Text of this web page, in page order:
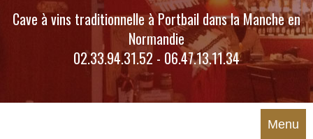
Cave à vins traditionnelle à Portbail dans la Manche en
Normandie
02.33.94.31.52 - 06.47.13.11.34
Menu